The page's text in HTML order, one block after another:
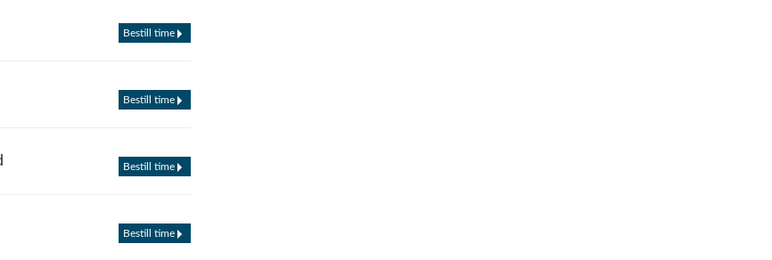
Bestill time
Bestill time
Bestill time
Bestill time